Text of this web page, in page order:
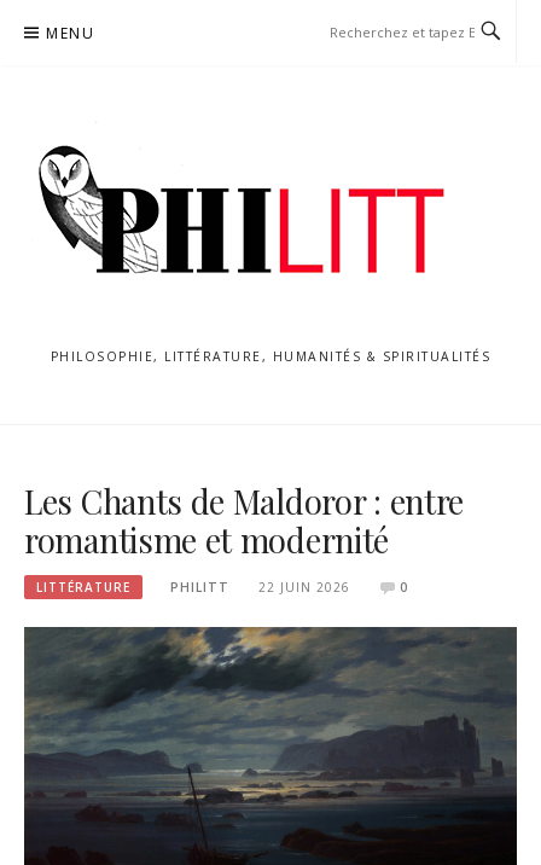
MENU
PHILOSOPHIE, LITTÉRATURE, HUMANITÉS & SPIRITUALITÉS
Les Chants de Maldoror : entre
romantisme et modernité
LITTÉRATURE PHILITT 22 JUIN 2026 0